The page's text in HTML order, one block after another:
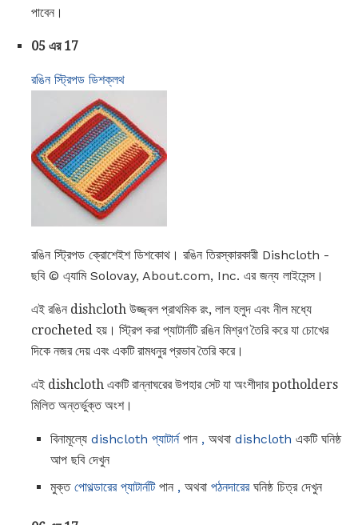
পাবেন।
05 এর 17
রঙিন স্ট্রিপড ডিশক্লথ
রঙিন স্ট্রিপড ক্রোশেইশ ডিশকোথ। রঙিন তিরস্কারকারী Dishcloth -
ছবি © এ্যামি Solovay, About.com, Inc. এর জন্য লাইসেন্স।
এই রঙিন dishcloth উজ্জ্বল প্রাথমিক রং, লাল হলুদ এবং নীল মধ্যে
crocheted হয়। স্ট্রিপ করা প্যাটার্নটি রঙিন মিশ্রণ তৈরি করে যা চোখের
দিকে নজর দেয় এবং একটি রামধনুর প্রভাব তৈরি করে।
এই dishcloth একটি রান্নাঘরের উপহার সেট যা অংশীদার potholders
মিলিত অন্তর্ভুক্ত অংশ।
বিনামূল্যে dishcloth প্যাটার্নপান , অথবা dishcloth একটি ঘনিষ্ঠ
আপ ছবি দেখুন
মুক্ত পোথল্ডারের প্যাটার্নটিপান , অথবা পঠনদারেরঘনিষ্ঠ চিত্র দেখুন